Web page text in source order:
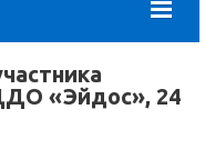
«Эйдос», 24